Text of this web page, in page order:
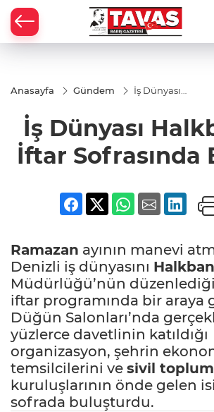
Anasayfa Gündem
İş Dünyası
Sofrasında
Buluştu
İş Dünyası
İftar Sofrasında
Ramazan ayının manevi
Denizli iş dünyasını
Müdürlüğü’nün
iftar programında bir araya
Düğün Salonları’nda
yüzlerce davetlinin katıldığı
organizasyon, şehrin
temsilcilerini ve sivil toplum
kuruluşlarının önde gelen
sofrada buluşturdu.